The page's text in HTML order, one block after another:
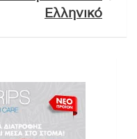
Ελληνικό